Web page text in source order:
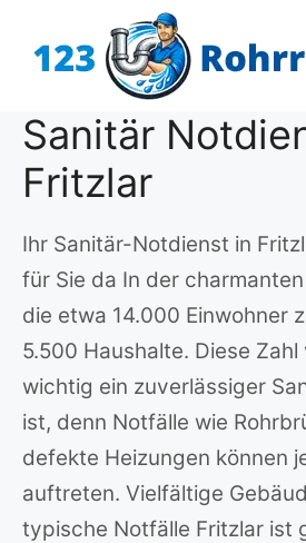
Inhalt
Sanitär
Fritzlar
Ihr Sanitär-Notdienst in
für Sie da In der
die etwa 14.000 Einwohner
5.500 Haushalte. Diese
wichtig ein zuverlässiger
ist, denn Notfälle wie
defekte Heizungen können
auftreten. Vielfältige
typische Notfälle Fritzlar ist